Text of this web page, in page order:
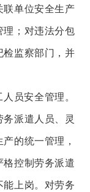
单位安全生产
；对违法分包
监察部门，并
员安全管理。
派遣人员、灵
的统一管理，
控制劳务派遣
上岗。对劳务